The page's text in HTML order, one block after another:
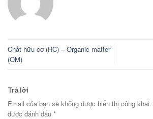
Chất hữu cơ (HC) – Organic matter
(OM)
Trả lời
Email của bạn sẽ không được hiển thị công khai.
được đánh dấu *